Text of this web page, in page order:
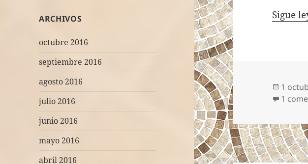
ARCHIVOS
octubre 2016
septiembre 2016
agosto 2016
julio 2016
junio 2016
mayo 2016
abril 2016
Sigue
el
1
1